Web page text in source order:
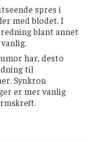
spres i
med blodet. I
blant annet
har, desto
til
Synkron
er mer vanlig